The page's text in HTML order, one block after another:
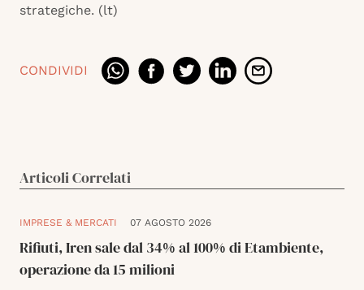
strategiche. (lt)
CONDIVIDI
Articoli Correlati
IMPRESE & MERCATI 07 AGOSTO 2026
Rifiuti, Iren sale dal 34% al 100% di Etambiente,
operazione da 15 milioni